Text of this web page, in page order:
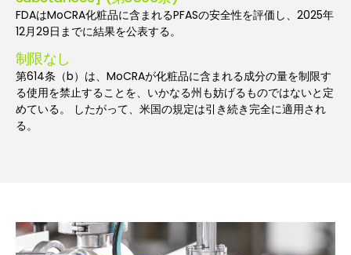
FDAはMoCRA化粧品に含まれるPFASの安全性を評価し、2025年
12月29日までに結果を公表する。
制限なし
第614条（b）は、MoCRAが化粧品に含まれる成分の量を制限す
る使用を禁止することを、いかなる州も妨げるものではないと定
めている。 したがって、米国の規定は引き続き完全に適用され
る。